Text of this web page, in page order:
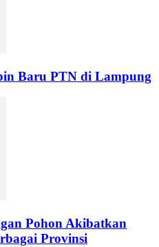
Baru PTN di Lampung
Pohon Akibatkan
Provinsi